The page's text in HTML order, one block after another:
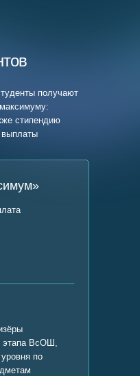
этапа ВсОШ,
по
получают
стипендию
выплаты